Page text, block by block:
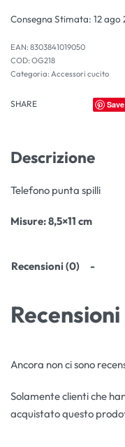
Consegna Stimata: 12 ago
EAN: 8303841019050
OG218
Categoria: Accessori cucito
SHARE Save
Descrizione
Telefono punta spilli
Misure:8,5×11 cm
Recensioni (0)
Recensioni
Ancora non ci sono
Solamente clienti che
acquistato questo